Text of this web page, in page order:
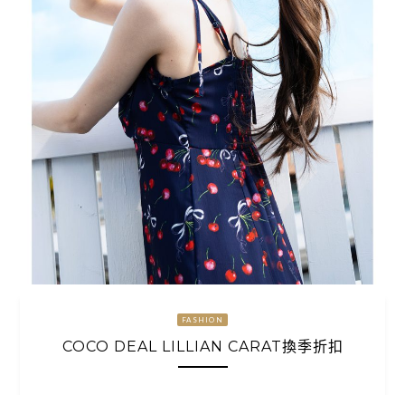
FASHION
COCO DEAL LILLIAN CARAT換季折扣